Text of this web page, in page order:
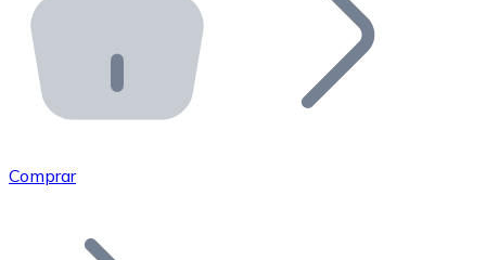
Integra un ATM Bitnovo en tu negocio y permite que
Bitnovo API
Integra nuestra API en tu ecosistema.
Únete a nuestra red de distribuidores.
Añade tu proyecto a nuestro ecosistema.
Comprar